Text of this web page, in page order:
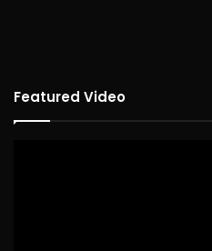
Featured Video